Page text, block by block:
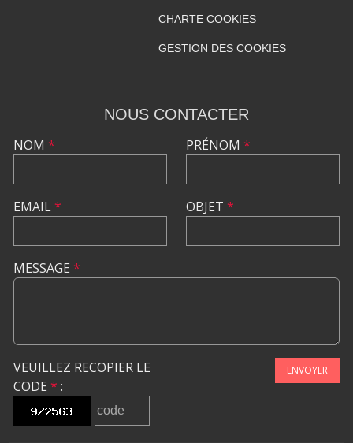
CHARTE COOKIES
GESTION DES COOKIES
NOUS CONTACTER
NOM *
EMAIL*
PRÉNOM *
OBJET *
MESSAGE *
VEUILLEZ RECOPIER LE
CODE * :
ENVOYER